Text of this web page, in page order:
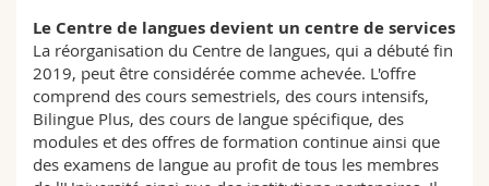
Le Centre de langues devient un centre de services
La réorganisation du Centre de langues, qui a débuté fin
2019, peut être considérée comme achevée. L'offre
comprend des cours semestriels, des cours intensifs,
Bilingue Plus, des cours de langue spécifique, des
modules et des offres de formation continue ainsi que
des examens de langue au profit de tous les membres